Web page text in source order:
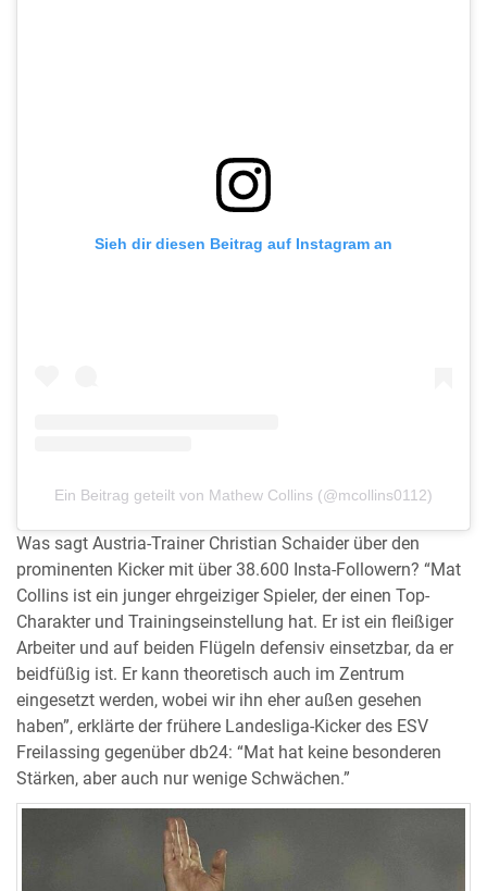
Sieh dir diesen Beitrag auf Instagram an
Ein Beitrag geteilt von Mathew Collins (@mcollins0112)
Was sagt Austria-Trainer Christian Schaider über den
prominenten Kicker mit über 38.600 Insta-Followern? “Mat
Collins ist ein junger ehrgeiziger Spieler, der einen Top-
Charakter und Trainingseinstellung hat. Er ist ein fleißiger
Arbeiter und auf beiden Flügeln defensiv einsetzbar, da er
beidfüßig ist. Er kann theoretisch auch im Zentrum
eingesetzt werden, wobei wir ihn eher außen gesehen
haben”, erklärte der frühere Landesliga-Kicker des ESV
Freilassing gegenüber db24: “Mat hat keine besonderen
Stärken, aber auch nur wenige Schwächen.”